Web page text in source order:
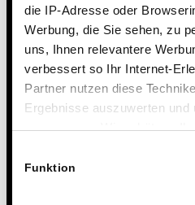
die IP-Adresse oder
Werbung, die Sie sehen, zu
uns, Ihnen relevantere
verbessert so Ihr Internet-
Partner nutzen diese
Ergebnisse auszuwerten und
anzupassen. Wir schätzen
Technologien.
Funktion
1 /
96
Jahrbuch 2020/21
(Dezember 2021)